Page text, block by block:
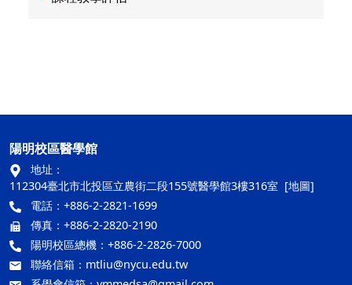
陽明校區醫學館
地址：
112304臺北市北投區立農街二段155號醫學館3樓316室 [地圖]
電話：+886-2-2821-1699
傳真：+886-2-2820-2190
陽明校區總機：+886-2-2826-7000
聯絡信箱： mtliu@nycu.edu.tw